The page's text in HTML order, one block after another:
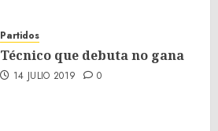
Partidos
Técnico que debuta no gana
14 JULIO 2019 0